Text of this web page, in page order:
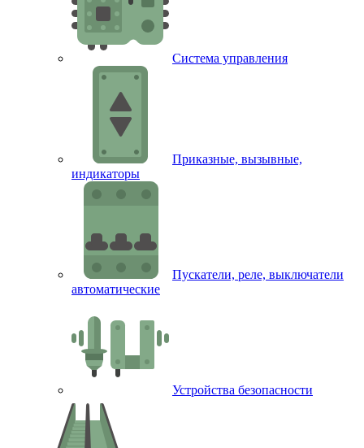
Система управления
Приказные, вызывные,
индикаторы
Пускатели, реле, выключатели
автоматические
Устройства безопасности